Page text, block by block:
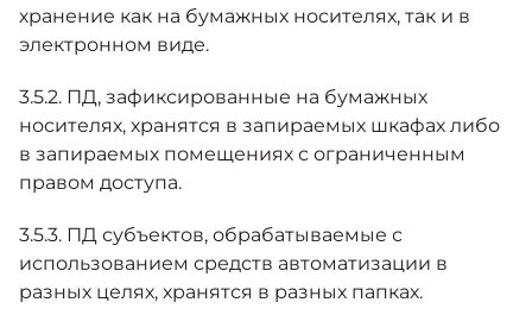
хранение как на бумажных носителях, так и в
электронном виде.
3.5.2. ПД, зафиксированные на бумажных
носителях, хранятся в запираемых шкафах либо
в запираемых помещениях с ограниченным
правом доступа.
3.5.3. ПД субъектов, обрабатываемые с
использованием средств автоматизации в
разных целях, хранятся в разных папках.